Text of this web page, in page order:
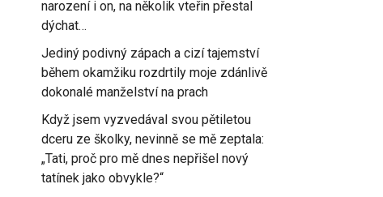
narození i on, na několik vteřin přestal
dýchat…
Jediný podivný zápach a cizí tajemství
během okamžiku rozdrtily moje zdánlivě
dokonalé manželství na prach
Když jsem vyzvedával svou pětiletou
dceru ze školky, nevinně se mě zeptala:
„Tati, proč pro mě dnes nepřišel nový
tatínek jako obvykle?“